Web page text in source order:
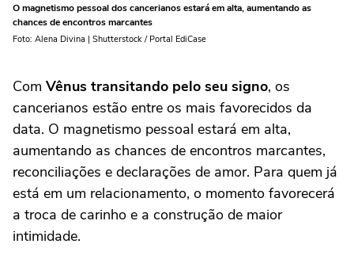
O magnetismo pessoal dos cancerianos estará em alta, aumentando as
chances de encontros marcantes
Foto: Alena Divina | Shutterstock / Portal EdiCase
Com Vênus transitando pelo seu signo, os
cancerianos estão entre os mais favorecidos da
data. O magnetismo pessoal estará em alta,
aumentando as chances de encontros marcantes,
reconciliações e declarações de amor. Para quem já
está em um relacionamento, o momento favorecerá
a troca de carinho e a construção de maior
intimidade.